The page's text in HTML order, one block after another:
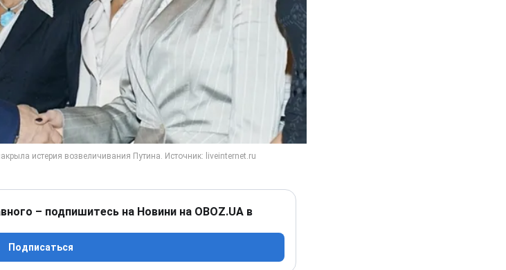
– подпишитесь на Новини на OBOZ.UA в
Подписаться